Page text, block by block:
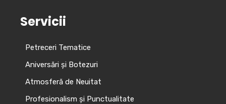
Servicii
Petreceri Tematice
Aniversări și Botezuri
Atmosferă de Neuitat
Profesionalism și Punctualitate